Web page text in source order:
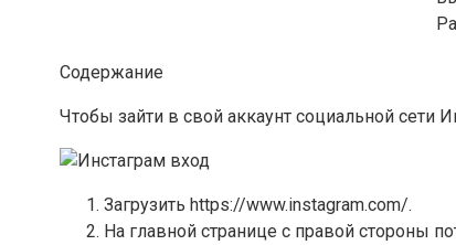
Содержание
Чтобы зайти в свой аккаунт социальной сети
Загрузить https://www.instagram.com/.
На главной странице с правой стороны